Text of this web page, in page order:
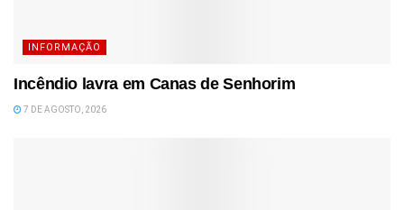
INFORMAÇÃO
Incêndio lavra em Canas de Senhorim
7 DE AGOSTO, 2026